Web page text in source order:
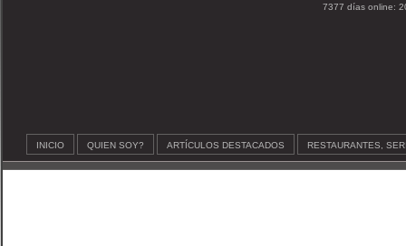
7377 días online:
INICIO QUIEN SOY? ARTÍCULOS DESTACADOS RESTAURANTES,